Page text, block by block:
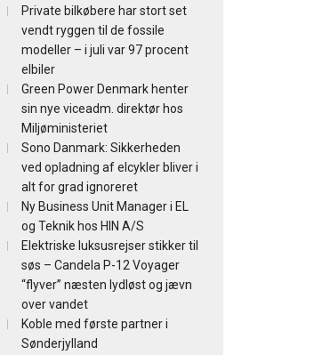
Private bilkøbere har stort set
vendt ryggen til de fossile
modeller – i juli var 97 procent
elbiler
Green Power Denmark henter
sin nye viceadm. direktør hos
Miljøministeriet
Sono Danmark: Sikkerheden
ved opladning af elcykler bliver i
alt for grad ignoreret
Ny Business Unit Manager i EL
og Teknik hos HIN A/S
Elektriske luksusrejser stikker til
søs – Candela P-12 Voyager
“flyver” næsten lydløst og jævn
over vandet
Koble med første partner i
Sønderjylland